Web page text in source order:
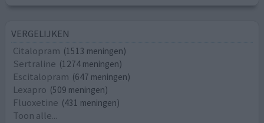
VERGELIJKEN
Citalopram (1513 meningen)
Sertraline (1274 meningen)
Escitalopram (647 meningen)
Lexapro (509 meningen)
Fluoxetine (431 meningen)
Toon alle...